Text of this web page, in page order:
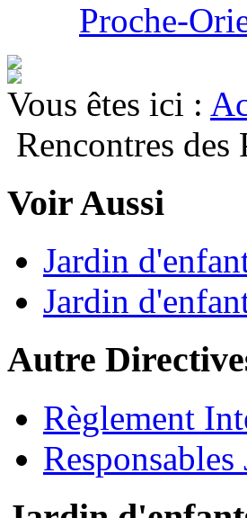
Proche-
Vous êtes ici :
Rencontres des
Voir Aussi
Jardin
Jardin
Autre
Règlement